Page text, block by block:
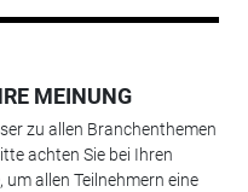
MEINUNG
zu allen Branchenthemen
achten Sie bei Ihren
allen Teilnehmern eine